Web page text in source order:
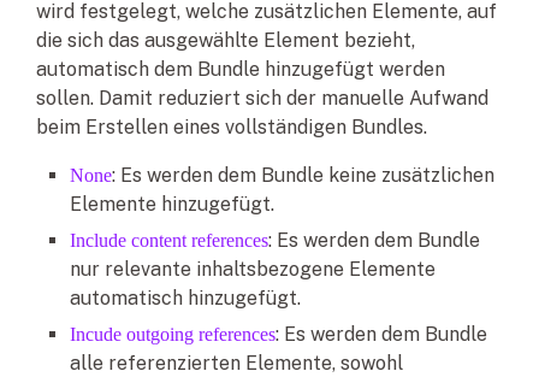
wird festgelegt, welche zusätzlichen Elemente, auf
die sich das ausgewählte Element bezieht,
automatisch dem Bundle hinzugefügt werden
sollen. Damit reduziert sich der manuelle Aufwand
beim Erstellen eines vollständigen Bundles.
None: Es werden dem Bundle keine zusätzlichen
Elemente hinzugefügt.
Include content references: Es werden dem Bundle
nur relevante inhaltsbezogene Elemente
automatisch hinzugefügt.
Incude outgoing references: Es werden dem Bundle
alle referenzierten Elemente, sowohl